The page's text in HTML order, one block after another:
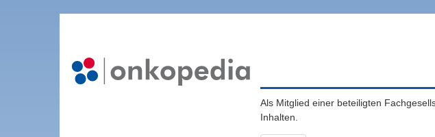
Als Mitglied einer beteiligten
Inhalten.